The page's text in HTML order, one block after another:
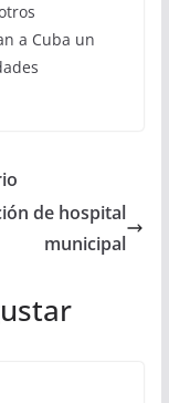
a Cuba un
de hospital
municipal